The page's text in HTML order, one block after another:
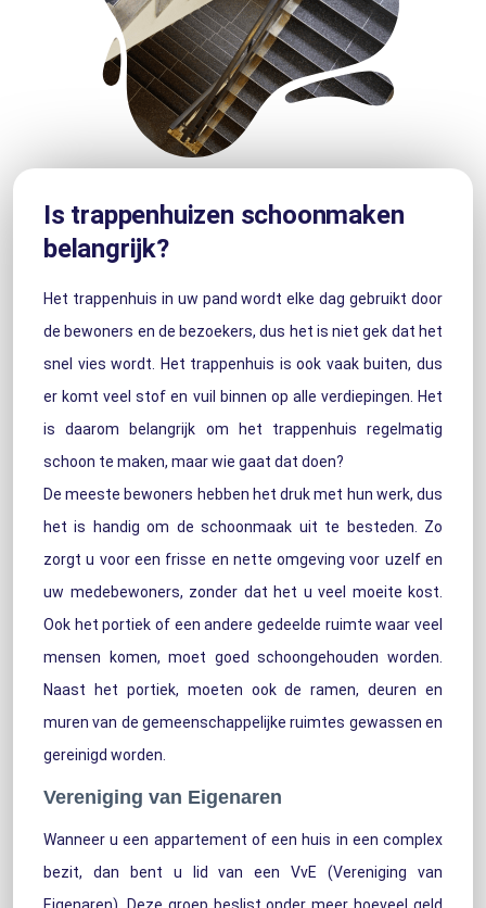
Is trappenhuizen schoonmaken
belangrijk?
Het trappenhuis in uw pand wordt elke dag gebruikt door
de bewoners en de bezoekers, dus het is niet gek dat het
snel vies wordt. Het trappenhuis is ook vaak buiten, dus
er komt veel stof en vuil binnen op alle verdiepingen. Het
is daarom belangrijk om het trappenhuis regelmatig
schoon te maken, maar wie gaat dat doen?
De meeste bewoners hebben het druk met hun werk, dus
het is handig om de schoonmaak uit te besteden. Zo
zorgt u voor een frisse en nette omgeving voor uzelf en
uw medebewoners, zonder dat het u veel moeite kost.
Ook het portiek of een andere gedeelde ruimte waar veel
mensen komen, moet goed schoongehouden worden.
Naast het portiek, moeten ook de ramen, deuren en
muren van de gemeenschappelijke ruimtes gewassen en
gereinigd worden.
Vereniging van Eigenaren
Wanneer u een appartement of een huis in een complex
bezit, dan bent u lid van een VvE (Vereniging van